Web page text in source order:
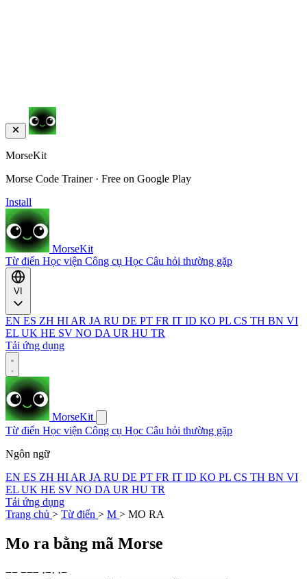
MorseKit
Morse Code Trainer · Free on Google Play
Install
MorseKit
Từ điển Học viện Công cụ Học Câu hỏi thường gặp
EN ES ZH HI AR JA RU DE PT FR IT ID KO PL CS TH BN VI
EL UK HE SV NO DA UR HU TR
Tải ứng dụng
MorseKit
Từ điển Học viện Công cụ Học Câu hỏi thường gặp
Ngôn ngữ
EN ES ZH HI AR JA RU DE PT FR IT ID KO PL CS TH BN VI
EL UK HE SV NO DA UR HU TR
Tải ứng dụng
Trang chủ > Từ điển > M > MO RA
Mo ra bằng mã Morse
−− −−− ·−· ·−